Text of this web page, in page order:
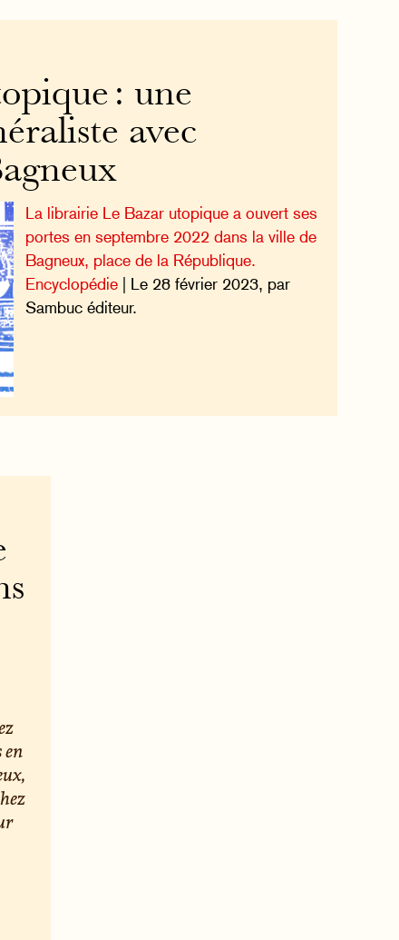
: une
avec
La librairie Le Bazar utopique a ouvert ses
portes en septembre 2022 dans la ville de
Bagneux, place de la République.
Encyclopédie | Le 28 février 2023, par
Sambuc éditeur.
en